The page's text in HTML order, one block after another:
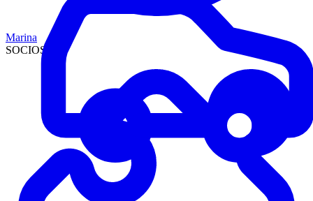
Marina
SOCIOS